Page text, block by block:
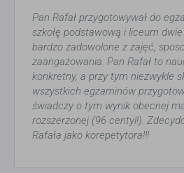
Pan Rafał przygotowywał do
szkołę podstawową i liceum
bardzo zadowolone z zajęć,
zaangażowania. Pan Rafał to
konkretny, a przy tym niezwykle
wszystkich egzaminów
świadczy o tym wynik obecnej
rozszerzonej (96 centyl!).
Rafała jako korepetytora!!!